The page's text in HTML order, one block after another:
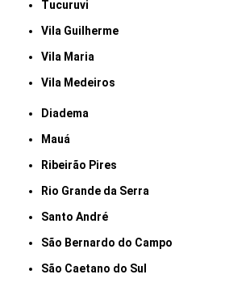
Tucuruvi
Vila Guilherme
Vila Maria
Vila Medeiros
Diadema
Mauá
Ribeirão Pires
Rio Grande da Serra
Santo André
São Bernardo do Campo
São Caetano do Sul